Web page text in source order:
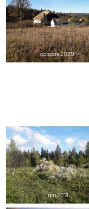
octobre 2020
juin 2019